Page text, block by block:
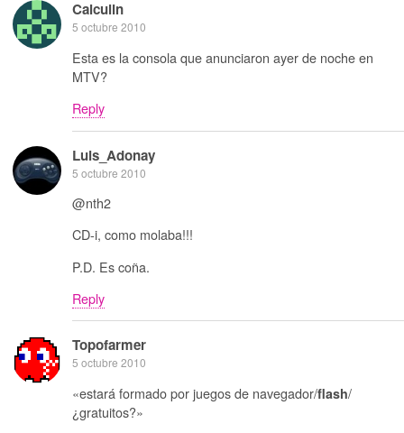
Calculin
5 octubre 2010
Esta es la consola que anunciaron ayer de noche en
MTV?
Reply
Luis_Adonay
5 octubre 2010
@nth2
CD-i, como molaba!!!
P.D. Es coña.
Reply
Topofarmer
5 octubre 2010
«estará formado por juegos de navegador/flash/
¿gratuitos?»